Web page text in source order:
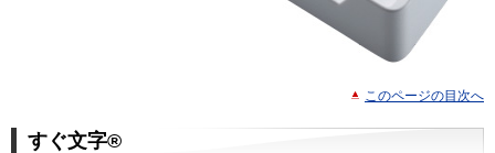
このページの目次へ
すぐ文字®